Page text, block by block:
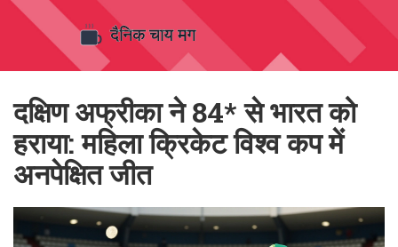
दक्षिण अफ्रीका ने 84* से भारत को
हराया: महिला क्रिकेट विश्व कप में
अनपेक्षित जीत